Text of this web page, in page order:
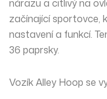
nárazu a citlivý na
začínající sportovce,
nastavení a funkcí.
36 paprsky.
Vozík Alley Hoop se